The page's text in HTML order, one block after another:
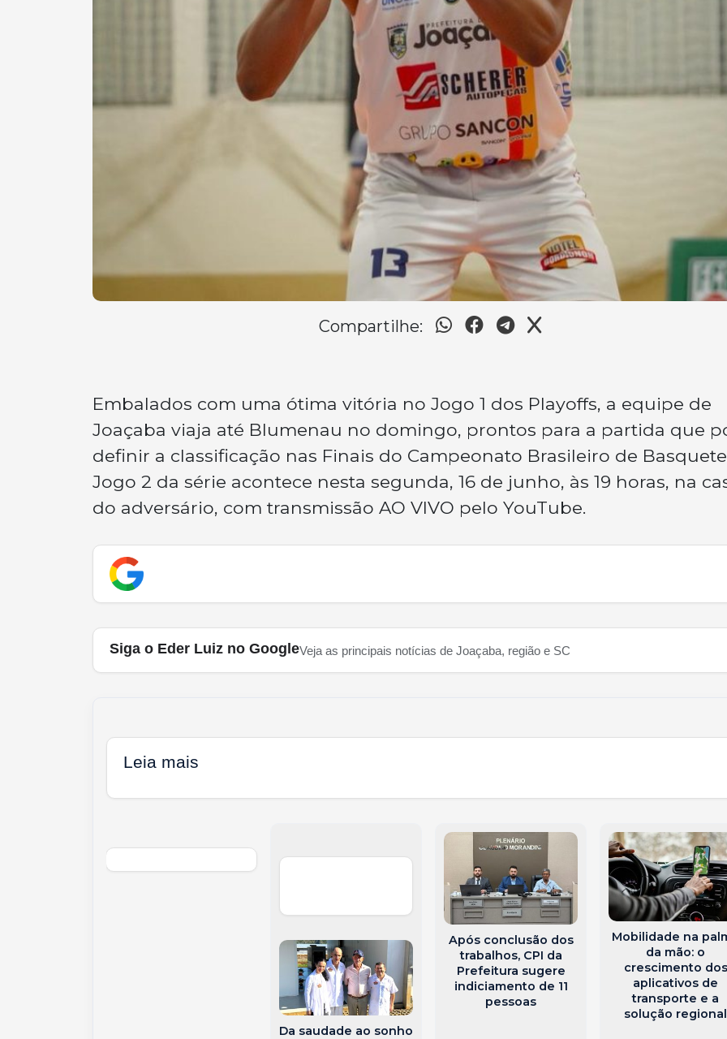
Compartilhe:
Embalados com uma ótima vitória no Jogo 1 dos Playoffs, a equipe de
Joaçaba viaja até Blumenau no domingo, prontos para a partida que
definir a classificação nas Finais do Campeonato Brasileiro de
Jogo 2 da série acontece nesta segunda, 16 de junho, às 19 horas, na
do adversário, com transmissão AO VIVO pelo YouTube.
Siga o Eder Luiz no GoogleVeja as principais notícias de Joaçaba, região e SC
Leia mais
Da saudade ao sonho
Após conclusão dos
trabalhos, CPI da
Prefeitura sugere
indiciamento de 11
pessoas
Mobilidade na
da mão: o
crescimento dos
aplicativos de
transporte e a
solução regional